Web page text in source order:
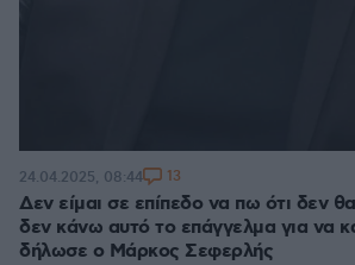
Δεν είμαι σε επίπεδο να πω ότι δεν
δεν κάνω αυτό το επάγγελμα για να
δήλωσε ο Μάρκος Σεφερλής
24.04.2025, 08:44 13